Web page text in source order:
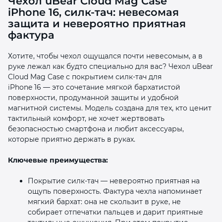
iPhone 16, силк‑тач: невесомая
защита и невероятно приятная
фактура
Хотите, чтобы чехол ощущался почти невесомым, а в
руке лежал как будто специально для вас? Чехол uBear
Cloud Mag Case с покрытием силк‑тач для
iPhone 16 — это сочетание мягкой бархатистой
поверхности, продуманной защиты и удобной
магнитной системы. Модель создана для тех, кто ценит
тактильный комфорт, не хочет жертвовать
безопасностью смартфона и любит аксессуары,
которые приятно держать в руках.
Ключевые преимущества:
Покрытие силк‑тач — невероятно приятная на
ощупь поверхность. Фактура чехла напоминает
мягкий бархат: она не скользит в руке, не
собирает отпечатки пальцев и дарит приятные
раз в 2 недели